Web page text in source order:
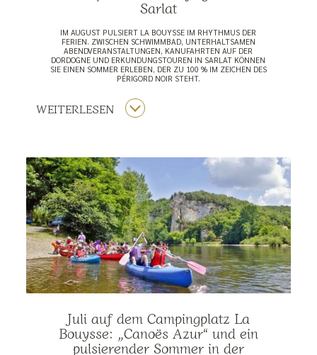
Sarlat
IM AUGUST PULSIERT LA BOUYSSE IM RHYTHMUS DER
FERIEN. ZWISCHEN SCHWIMMBAD, UNTERHALTSAMEN
ABENDVERANSTALTUNGEN, KANUFAHRTEN AUF DER
DORDOGNE UND ERKUNDUNGSTOUREN IN SARLAT KÖNNEN
SIE EINEN SOMMER ERLEBEN, DER ZU 100 % IM ZEICHEN DES
PÉRIGORD NOIR STEHT.
WEITERLESEN
Juli auf dem Campingplatz La
Bouysse: „Canoës Azur“ und ein
pulsierender Sommer in der